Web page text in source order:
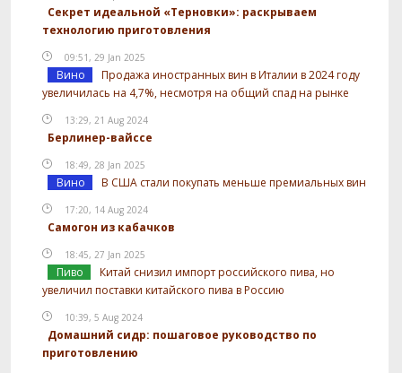
Секрет идеальной «Терновки»: раскрываем
технологию приготовления
09:51, 29 Jan 2025
Вино
Продажа иностранных вин в Италии в 2024 году
увеличилась на 4,7%, несмотря на общий спад на рынке
13:29, 21 Aug 2024
Берлинер-вайссе
18:49, 28 Jan 2025
Вино В США стали покупать меньше премиальных вин
17:20, 14 Aug 2024
Самогон из кабачков
18:45, 27 Jan 2025
Пиво
Китай снизил импорт российского пива, но
увеличил поставки китайского пива в Россию
10:39, 5 Aug 2024
Домашний сидр: пошаговое руководство по
приготовлению